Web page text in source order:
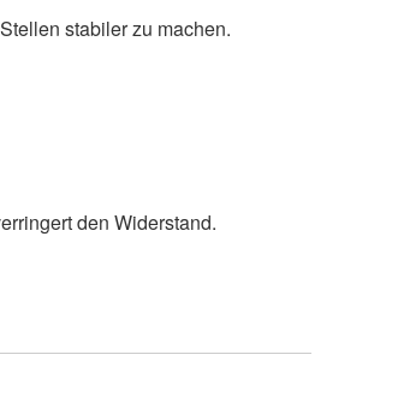
stabiler zu machen.
den Widerstand.